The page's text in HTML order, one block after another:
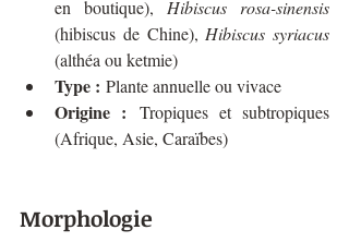
en boutique),
(hibiscus de Chine), Hibiscus syriacus
(althéa ou ketmie)
Type : Plante annuelle ou vivace
Origine : Tropiques et subtropiques
(Afrique, Asie, Caraïbes)
Morphologie